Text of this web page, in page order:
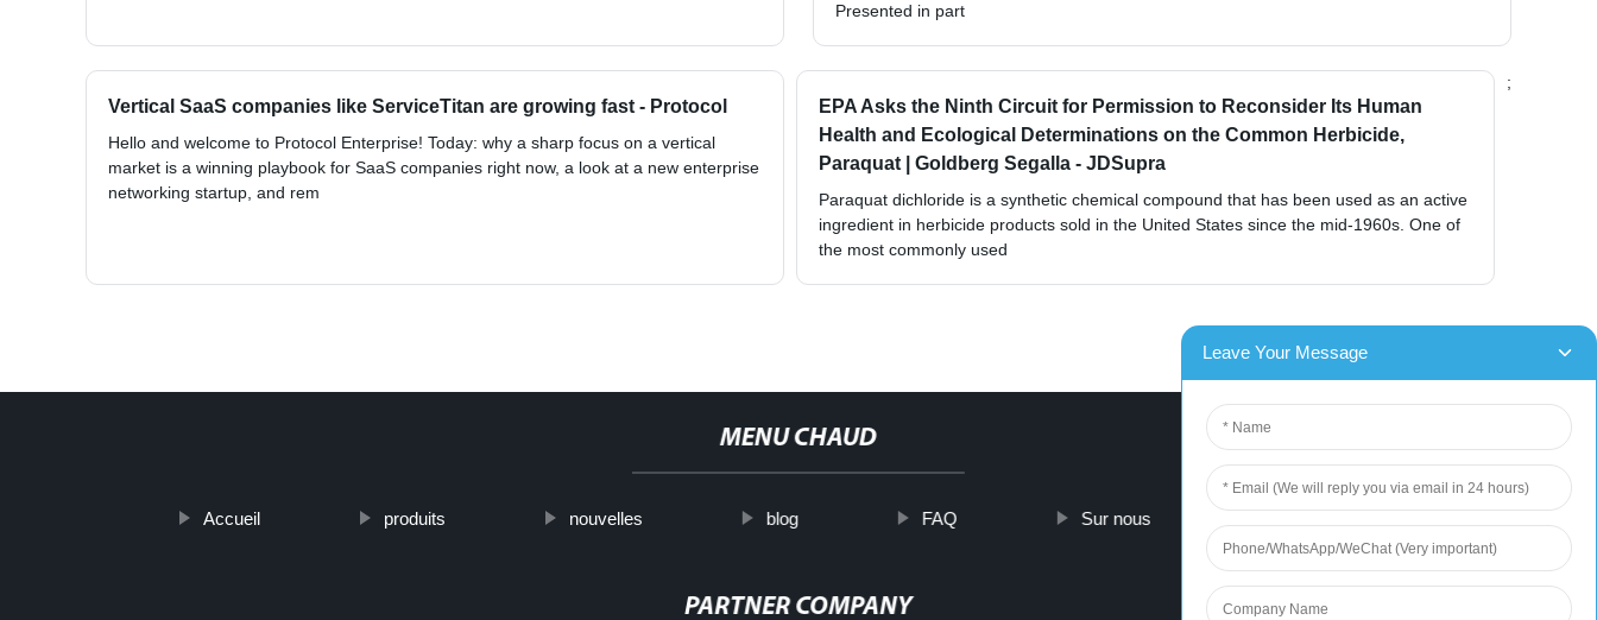
Presented in part
Vertical SaaS companies like ServiceTitan are growing fast - Protocol
Hello and welcome to Protocol Enterprise! Today: why a sharp focus on a vertical
market is a winning playbook for SaaS companies right now, a look at a new enterprise
networking startup, and rem
EPA Asks the Ninth Circuit for Permission to Reconsider Its Human
Health and Ecological Determinations on the Common Herbicide,
Paraquat | Goldberg Segalla - JDSupra
Paraquat dichloride is a synthetic chemical compound that has been used as an active
ingredient in herbicide products sold in the United States since the mid-1960s. One of
the most commonly used
;
MENU CHAUD
Accueil produits nouvelles blog FAQ Sur nous
PARTNER COMPANY